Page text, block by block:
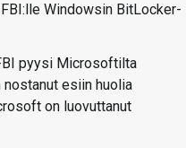
Windowsin BitLocker-
pyysi Microsoftilta
esiin huolia
on luovuttanut